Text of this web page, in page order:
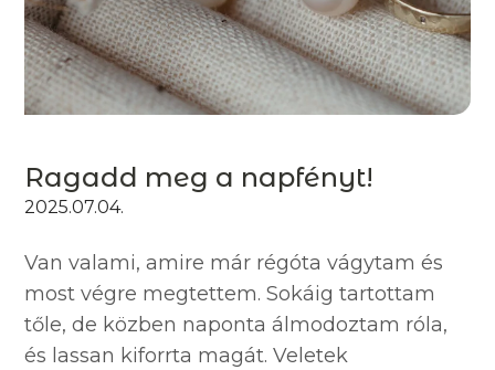
Ragadd meg a napfényt!
2025.07.04.
Van valami, amire már régóta vágytam és
most végre megtettem. Sokáig tartottam
tőle, de közben naponta álmodoztam róla,
és lassan kiforrta magát. Veletek